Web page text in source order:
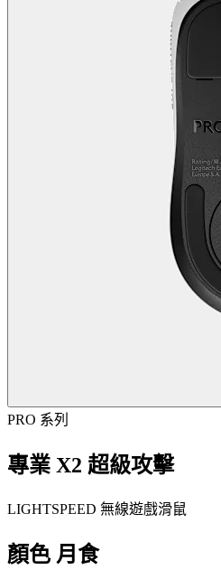
PRO 系列
專業 X2 超級攻擊
LIGHTSPEED 無線遊戲滑鼠
顏色 月食